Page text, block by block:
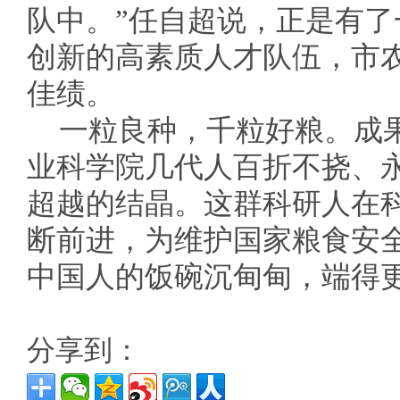
队中。”任自超说，正是有
创新的高素质人才队伍，市
佳绩。
一粒良种，千粒好粮。成
业科学院几代人百折不挠、
超越的结晶。这群科研人在
断前进，为维护国家粮食安
中国人的饭碗沉甸甸，端得
分享到：